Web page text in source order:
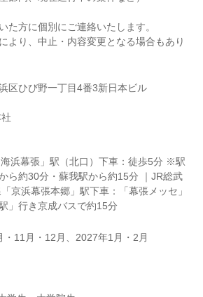
た方に個別にご連絡いたします。
より、中止・内容変更となる場合もあり
区ひび野一丁目4番3新日本ビル
浜幕張」駅（北口）下車：徒歩5分 ※駅
ら約30分・蘇我駅から約15分 ｜JR総武
京浜幕張本郷」駅下車：「幕張メッセ」
」行き京成バスで約15分
11月・12月、2027年1月・2月